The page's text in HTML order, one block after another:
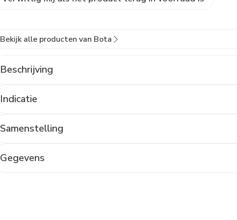
Bekijk alle producten van Bota
Beschrijving
Indicatie
Samenstelling
Gegevens